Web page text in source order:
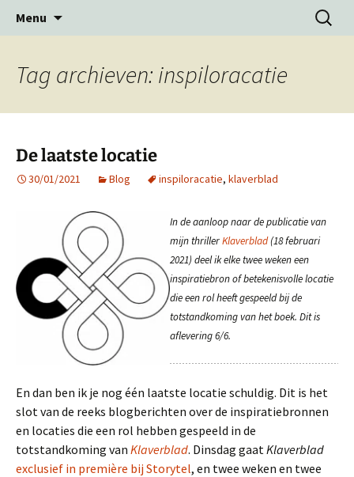
Menu
inhoud
Zoeken
naar:
Tag archieven: inspiloracatie
De laatste locatie
30/01/2021 Blog inspiloracatie, klaverblad
In de aanloop naar de publicatie van
mijn thrillerKlaverblad(18 februari
2021) deel ik elke twee weken een
inspiratiebron of betekenisvolle locatie
die een rol heeft gespeeld bij de
totstandkoming van het boek. Dit is
aflevering 6/6.
En dan ben ik je nog één laatste locatie schuldig. Dit is het
slot van de reeks blogberichten over de inspiratiebronnen
en locaties die een rol hebben gespeeld in de
totstandkoming van Klaverblad. Dinsdag gaatKlaverblad
exclusief in première bij Storytel, en twee weken en twee